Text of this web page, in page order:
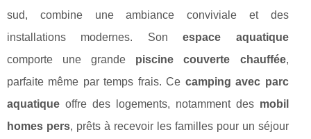
sud, combine une ambiance conviviale et des
installations modernes. Sonespace aquatique
comporte une grande piscine couverte chauffée,
parfaite même par temps frais. Ce camping avec parc
aquatique offre des logements, notamment des mobil
homes pers, prêts à recevoir les familles pour un séjour